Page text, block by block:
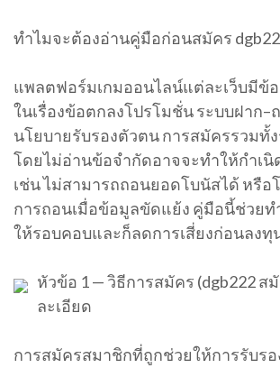
ทำไมจะต้องอ่านคู่มือก่อนสมัคร
แพลตฟอร์มเกมออนไลน์แต่ละเว็บมีข้
ในเรื่องข้อตกลงโปรโมชั่น ระบบฝาก–
นโยบายรับรองตัวตน การสมัครรวมทั้
โดยไม่อ่านข้อจำกัดอาจจะทำให้กำเ
เช่น ไม่สามารถถอนยอดโบนัสได้ หรือ
การถอนเมื่อข้อมูลขัดแย้ง คู่มือนี้ช่วย
ให้รอบคอบและก็ลดการเสี่ยงก่อนลงทุ
หัวข้อ 1 — วิธีการสมัคร (dgb222 ส
ละเอียด
การสมัครสมาชิกที่ถูกช่วยให้การรับร